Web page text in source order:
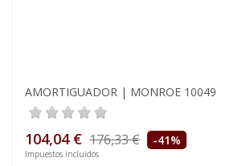
AMORTIGUADOR | MONROE 10049
104,04 € 176,33 € -41%
Impuestos incluidos